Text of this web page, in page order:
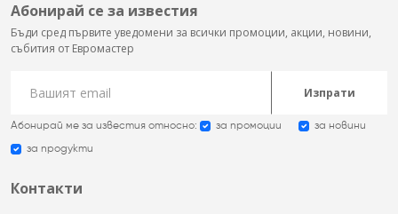
Абонирай се за известия
Бъди сред първите уведомени за всички промоции, акции, новини,
събития от Евромастер
Изпрати
Абонирай ме за известия относно: за промоции за новини
за продукти
Контакти